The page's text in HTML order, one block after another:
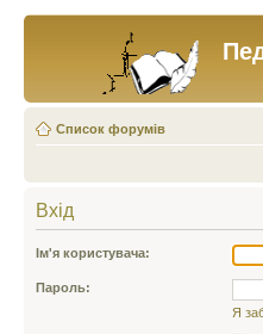
Список форумів
Вхід
Ім'я користувача:
Пароль:
Я